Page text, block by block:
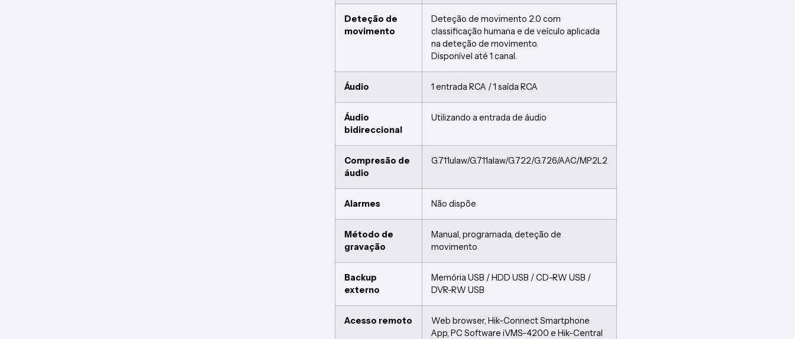
Deteção de
movimento
Deteção de movimento 2.0 com
classificação humana e de veículo aplicada
na deteção de movimento.
Disponível até 1 canal.
Áudio 1 entrada RCA / 1 saída RCA
Áudio
bidireccional
Utilizando a entrada de áudio
Compresão de
áudio
G.711ulaw/G.711alaw/G.722/G.726/AAC/MP2L2
Alarmes Não dispõe
Método de
gravação
Manual, programada, deteção de
movimento
Backup
externo
Memória USB / HDD USB / CD-RW USB /
DVR-RW USB
Acesso remoto
Web browser, Hik-Connect Smartphone
App, PC Software iVMS-4200 e Hik-Central